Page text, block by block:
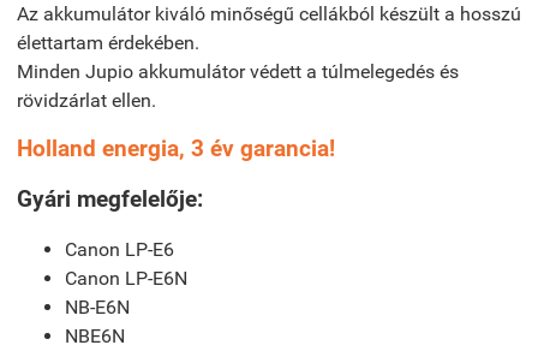
Az akkumulátor kiváló minőségű cellákból készült a hosszú
élettartam érdekében.
Minden Jupio akkumulátor védett a túlmelegedés és
rövidzárlat ellen.
Holland energia, 3 év garancia!
Gyári megfelelője:
Canon LP-E6
Canon LP-E6N
NB-E6N
NBE6N